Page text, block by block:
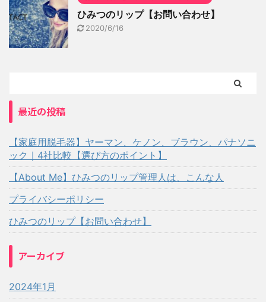
ひみつのリップ【お問い合わせ】
2020/6/16
最近の投稿
【家庭用脱毛器】ヤーマン、ケノン、ブラウン、パナソニ
ック｜4社比較【選び方のポイント】
【About Me】ひみつのリップ管理人は、こんな人
プライバシーポリシー
ひみつのリップ【お問い合わせ】
アーカイブ
2024年1月